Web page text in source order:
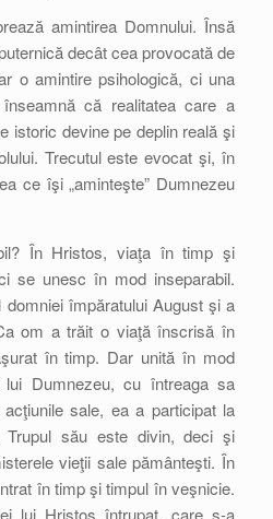
amintirea Domnului. Însă
decât cea provocată de
o amintire psihologică, ci una
că realitatea care a
istoric devine pe deplin reală şi
Trecutul este evocat şi, în
ce îşi „aminteşte” Dumnezeu
În Hristos, viaţa în timp şi
se unesc în mod inseparabil.
împăratului August şi a
om a trăit o viaţă înscrisă în
în timp. Dar unită în mod
lui Dumnezeu, cu întreaga sa
sale, ea a participat la
Trupul său este divin, deci şi
vieţii sale pământeşti. În
în timp şi timpul în veşnicie.
lui Hristos întrupat, care s-a